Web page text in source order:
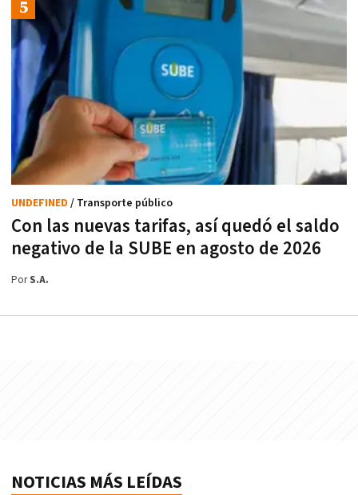
Con las nuevas tarifas, así quedó el saldo
negativo de la SUBE en agosto de 2026
UNDEFINED / Transporte público
PorS.A.
NOTICIAS MÁS LEÍDAS